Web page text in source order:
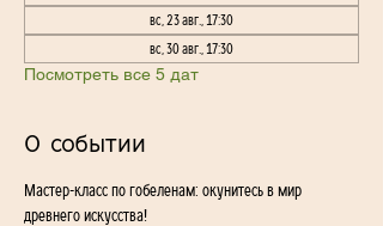
вс, 23 авг., 17:30
вс, 30 авг., 17:30
Посмотреть все 5 дат
О событии
Мастер-класс по гобеленам: окунитесь в мир
древнего искусства!